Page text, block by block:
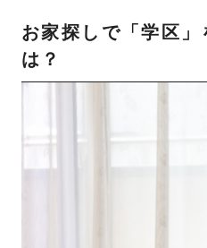
お家探しで「学区」
は？